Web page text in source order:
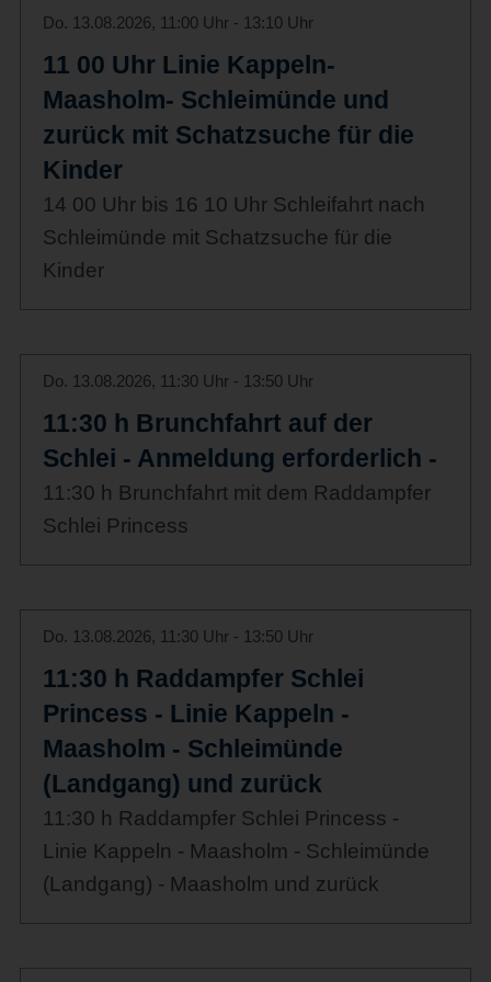
Do. 13.08.2026, 11:00 Uhr - 13:10 Uhr
11 00 Uhr Linie Kappeln-
Maasholm- Schleimünde und
zurück mit Schatzsuche für die
Kinder
14 00 Uhr bis 16 10 Uhr Schleifahrt nach
Schleimünde mit Schatzsuche für die
Kinder
Do. 13.08.2026, 11:30 Uhr - 13:50 Uhr
11:30 h Brunchfahrt auf der
Schlei - Anmeldung erforderlich -
11:30 h Brunchfahrt mit dem Raddampfer
Schlei Princess
Do. 13.08.2026, 11:30 Uhr - 13:50 Uhr
11:30 h Raddampfer Schlei
Princess - Linie Kappeln -
Maasholm - Schleimünde
(Landgang) und zurück
11:30 h Raddampfer Schlei Princess -
Linie Kappeln - Maasholm - Schleimünde
(Landgang) - Maasholm und zurück